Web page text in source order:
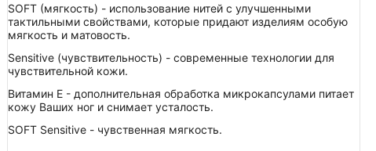
SOFT (мягкость) - использование нитей с улучшенными
тактильными свойствами, которые придают изделиям особую
мягкость и матовость.
Sensitive (чувствительность) - современные технологии для
чувствительной кожи.
Витамин Е - дополнительная обработка микрокапсулами питает
кожу Ваших ног и снимает усталость.
SOFT Sensitive - чувственная мягкость.